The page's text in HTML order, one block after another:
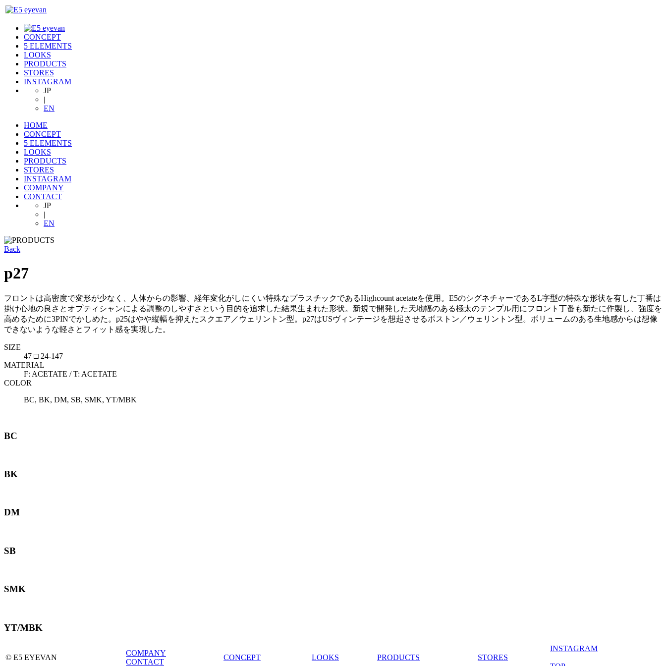
CONCEPT
5 ELEMENTS
LOOKS
PRODUCTS
STORES
INSTAGRAM
JP
|
EN
HOME
CONCEPT
5 ELEMENTS
LOOKS
PRODUCTS
STORES
INSTAGRAM
COMPANY
CONTACT
JP
|
EN
Back
p27
フロントは高密度で変形が少なく、人体からの影響、経年変化がしにくい特殊なプラスチックであるHighcount acetateを使用。E5のシグネチャーであるL字型の特殊な形状を有した丁番は
掛け心地の良さとオプティシャンによる調整のしやすさという目的を追求した結果生まれた形状。新規で開発した天地幅のある極太のテンプル用にフロント丁番も新たに作製し、強度を
高めるために3PINでかしめた。p25はやや縦幅を抑えたスクエア／ウェリントン型。p27はUSヴィンテージを想起させるボストン／ウェリントン型。ボリュームのある生地感からは想像
できないような軽さとフィット感を実現した。
SIZE
47 □ 24-147
MATERIAL
F: ACETATE / T: ACETATE
COLOR
BC, BK, DM, SB, SMK, YT/MBK
BC
BK
DM
SB
SMK
YT/MBK
© E5 EYEVAN
COMPANY
CONTACT
CONCEPT LOOKS PRODUCTS STORES
INSTAGRAM